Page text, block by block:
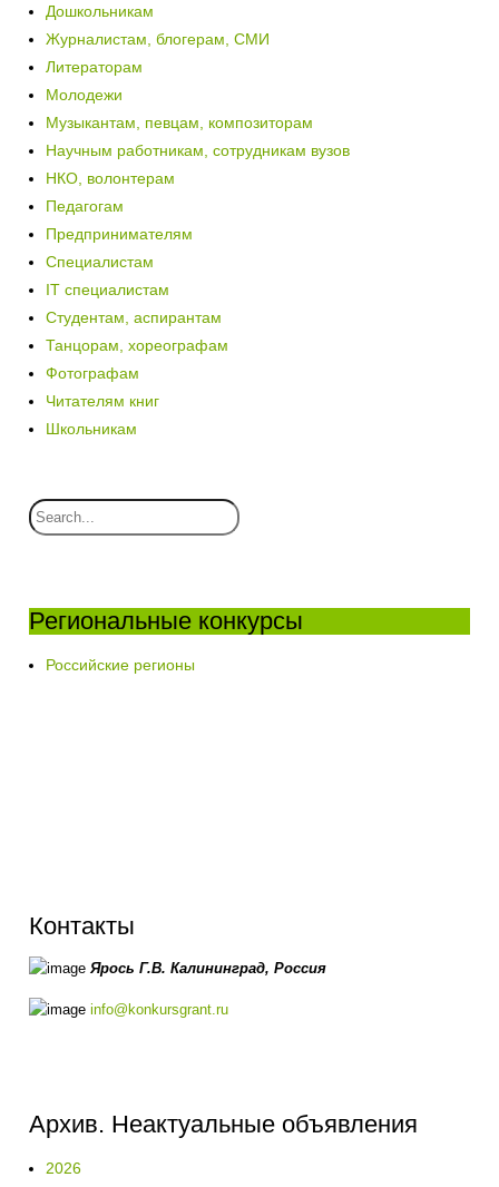
Дошкольникам
Журналистам, блогерам, СМИ
Литераторам
Молодежи
Музыкантам, певцам, композиторам
Научным работникам, сотрудникам вузов
НКО, волонтерам
Педагогам
Предпринимателям
Специалистам
IT специалистам
Студентам, аспирантам
Танцорам, хореографам
Фотографам
Читателям книг
Школьникам
Региональные конкурсы
Российские регионы
Контакты
Ярось Г.В.Калининград,Россия
info@konkursgrant.ru
Архив. Неактуальные объявления
2026